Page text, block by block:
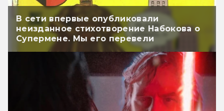
В сети впервые опубликовали
неизданное стихотворение Набокова о
Супермене. Мы его перевели